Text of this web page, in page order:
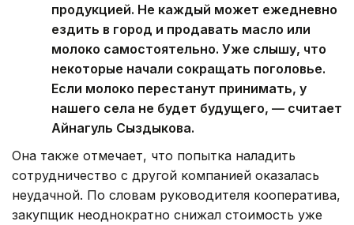
продукцией. Не каждый может ежедневно
ездить в город и продавать масло или
молоко самостоятельно. Уже слышу, что
некоторые начали сокращать поголовье.
Если молоко перестанут принимать, у
нашего села не будет будущего, — считает
Айнагуль Сыздыкова.
Она также отмечает, что попытка наладить
сотрудничество с другой компанией оказалась
неудачной. По словам руководителя кооператива,
закупщик неоднократно снижал стоимость уже